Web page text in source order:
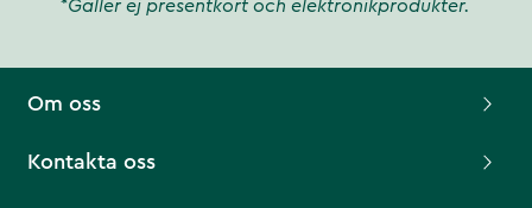
*Gäller ej presentkort och elektronikprodukter.
Om oss
Kontakta oss